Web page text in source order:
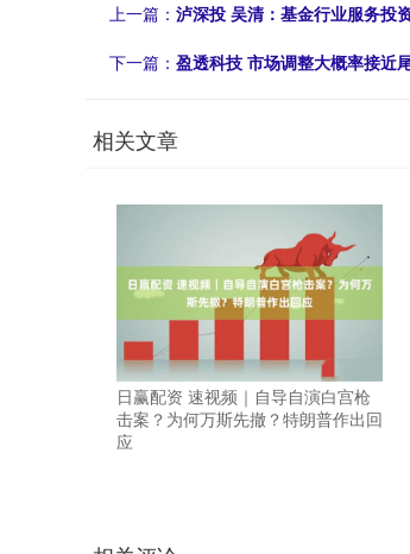
上一篇： 泸深投 吴清：基金行业服务投
下一篇： 盈透科技 市场调整大概率接近
相关文章
日赢配资 速视频｜自导自演白宫枪
击案？为何万斯先撤？特朗普作出回
应